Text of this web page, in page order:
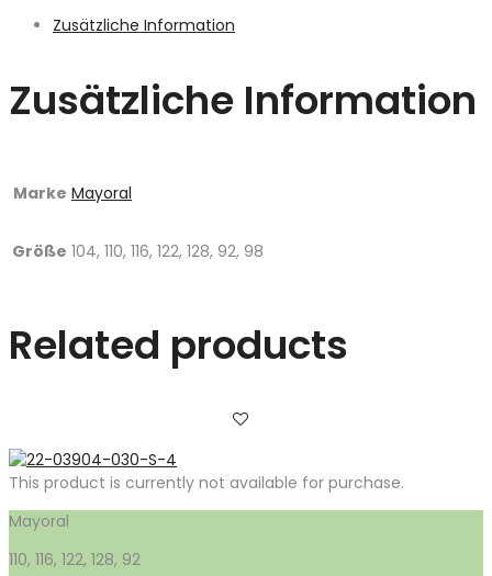
Zusätzliche Information
Zusätzliche Information
Marke Mayoral
Größe 104, 110, 116, 122, 128, 92, 98
Related products
This product is currently not available for purchase.
Mayoral
110, 116, 122, 128, 92